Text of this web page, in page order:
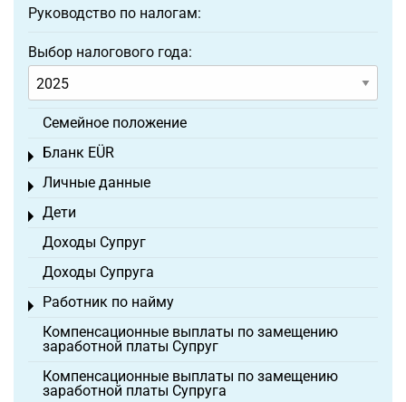
Руководство по налогам:
Выбор налогового года:
Семейное положение
Бланк EÜR
Toggle menu
Личные данные
Toggle menu
Дети
Toggle menu
Доходы Супруг
Доходы Супруга
Работник по найму
Toggle menu
Компенсационные выплаты по замещению
заработной платы Супруг
Компенсационные выплаты по замещению
заработной платы Супруга